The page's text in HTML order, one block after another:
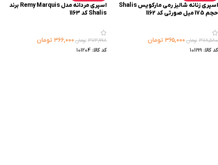
اسپری زنانه شالیز رمی مارکویس Shalis
حجم 175 میل صورتی کد 1162
۳۷۸,۵۸۰ تومان ۳۶۵,۰۰۰ تومان
کد کالا: 101199
اسپری مردانه مدل Remy Marquis برند
Shalis کد 1163
۳۷۳,۹۹۸ تومان ۳۶۶,۰۰۰ تومان
کد کالا: 101204